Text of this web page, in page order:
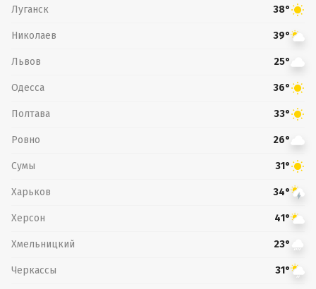
Луганск 38°
Николаев 39°
Львов 25°
Одесса 36°
Полтава 33°
Ровно 26°
Сумы 31°
Харьков 34°
Херсон 41°
Хмельницкий 23°
Черкассы 31°